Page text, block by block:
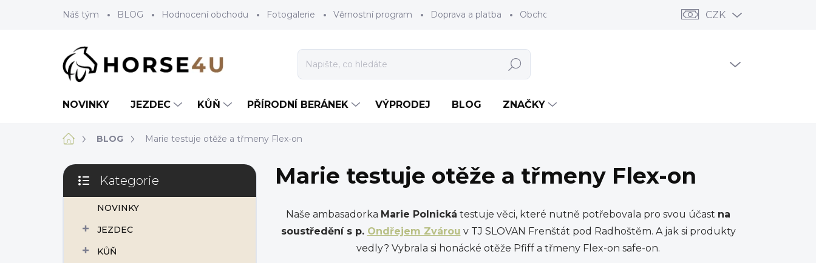
Náš tým BLOG Hodnocení obchodu Fotogalerie Věrnostní program Doprava a platba Obchodní podmínky Ochrana osobních údajů
CZK
Hledat
NOVINKY JEZDEC KŮŇ PŘÍRODNÍ BERÁNEK VÝPRODEJ BLOG ZNAČKY
DomůBLOG Marie testuje otěže a třmeny Flex-on
P
s
Přeskočit
kategorie
Kategorie
NOVINKY
JEZDEC
KŮŇ
Marie testuje otěže a třmeny Flex-on
Naše ambasadorka Marie Polnická testuje věci, které nutně potřebovala pro svou účast na
soustředění s p. Ondřejem Zvárou v TJ SLOVAN Frenštát pod Radhoštěm. A jak si produkty
vedly? Vybrala si honácké otěže Pfiff a třmeny Flex-on safe-on.